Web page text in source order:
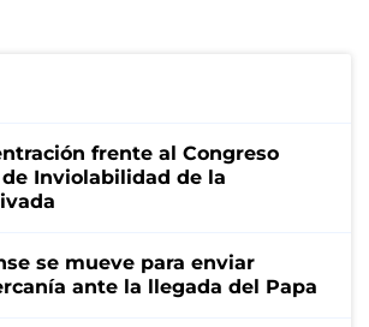
frente al Congreso
Inviolabilidad de la
se mueve para enviar
ante la llegada del Papa